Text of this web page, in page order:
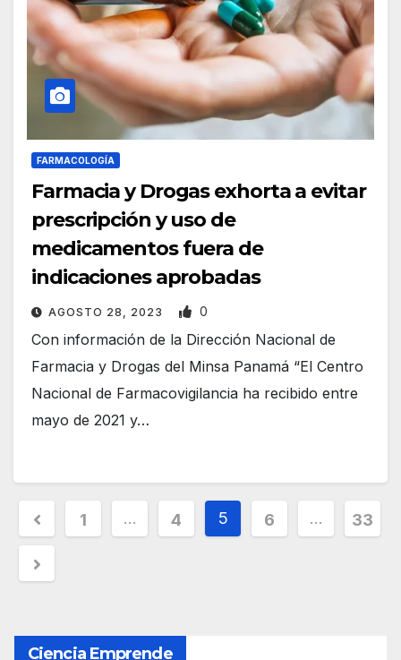
FARMACOLOGÍA
Farmacia y Drogas exhorta a evitar
prescripción y uso de
medicamentos fuera de
indicaciones aprobadas
AGOSTO 28, 2023 0
Con información de la Dirección Nacional de
Farmacia y Drogas del Minsa Panamá “El Centro
Nacional de Farmacovigilancia ha recibido entre
mayo de 2021 y…
g
i
1 … 4 5 6 … 33
Ciencia Emprende